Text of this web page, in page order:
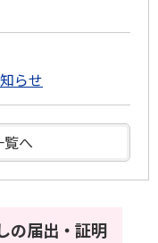
らせ
覧へ
の届出・証明